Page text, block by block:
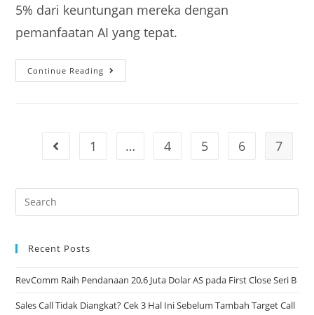
5% dari keuntungan mereka dengan
pemanfaatan AI yang tepat.
Continue Reading
1 … 4 5 6 7
Recent Posts
RevComm Raih Pendanaan 20,6 Juta Dolar AS pada First Close Seri B
Sales Call Tidak Diangkat? Cek 3 Hal Ini Sebelum Tambah Target Call​